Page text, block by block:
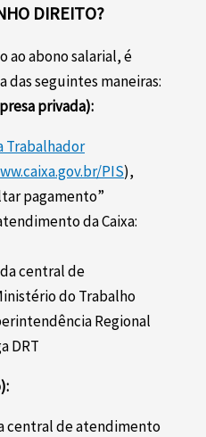
DIREITO?
ao abono salarial, é
das seguintes maneiras:
privada):
Trabalhador
PIS),
pagamento”
da Caixa:
central de
do Trabalho
Regional
DRT
central de atendimento